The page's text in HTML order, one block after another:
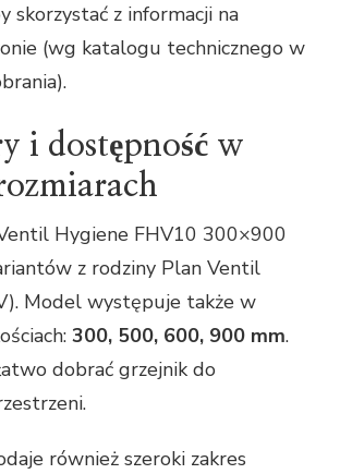
skorzystać z informacji na
(wg katalogu technicznego w
i dostępność w
Hygiene FHV10 300×900
z rodziny Plan Ventil
Model występuje także w
300, 500, 600, 900 mm.
dobrać grzejnik do
również szeroki zakres